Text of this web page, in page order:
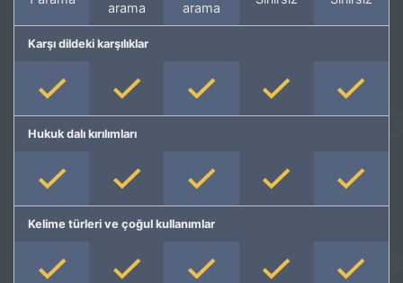
arama
arama
Karşı dildeki karşılıklar
Hukuk dalı kırılımları
Kelime türleri ve çoğul kullanımlar